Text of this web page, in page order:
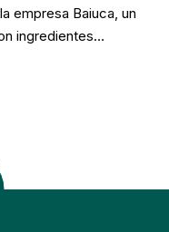
empresa Baiuca, un
ingredientes
auténtico, textura
para los